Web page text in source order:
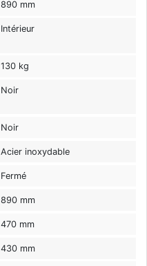
890 mm
Intérieur
130 kg
Noir
Noir
Acier inoxydable
Fermé
890 mm
470 mm
430 mm